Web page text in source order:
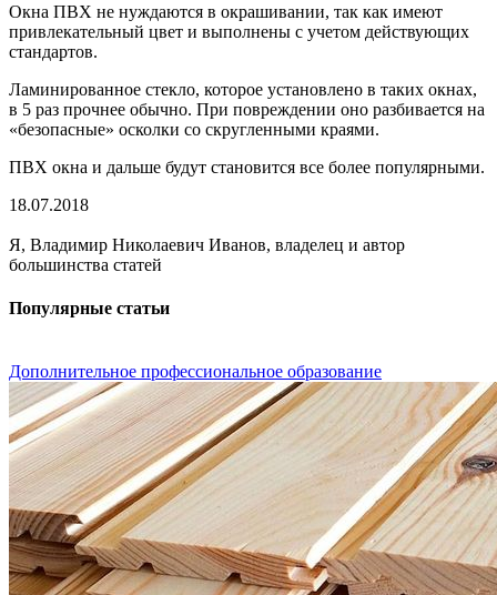
Окна ПВХ не нуждаются в окрашивании, так как имеют
привлекательный цвет и выполнены с учетом действующих
стандартов.
Ламинированное стекло, которое установлено в таких окнах,
в 5 раз прочнее обычно. При повреждении оно разбивается на
«безопасные» осколки со скругленными краями.
ПВХ окна и дальше будут становится все более популярными.
18.07.2018
Я, Владимир Николаевич Иванов, владелец и автор
большинства статей
Популярные статьи
Дополнительное профессиональное образование